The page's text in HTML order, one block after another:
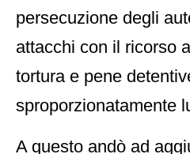
persecuzione degli
attacchi con il ricorso
tortura e pene
sproporzionatamente
A questo andò ad